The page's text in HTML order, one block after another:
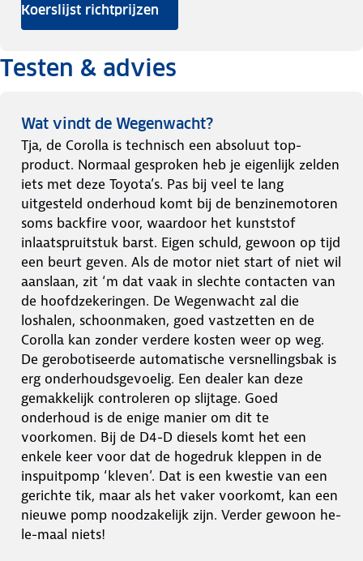
Koerslijst richtprijzen
Testen & advies
Wat vindt de Wegenwacht?
Tja, de Corolla is technisch een absoluut top-
product. Normaal gesproken heb je eigenlijk zelden
iets met deze Toyota’s. Pas bij veel te lang
uitgesteld onderhoud komt bij de benzinemotoren
soms backfire voor, waardoor het kunststof
inlaatspruitstuk barst. Eigen schuld, gewoon op tijd
een beurt geven. Als de motor niet start of niet wil
aanslaan, zit ‘m dat vaak in slechte contacten van
de hoofdzekeringen. De Wegenwacht zal die
loshalen, schoonmaken, goed vastzetten en de
Corolla kan zonder verdere kosten weer op weg.
De gerobotiseerde automatische versnellingsbak is
erg onderhoudsgevoelig. Een dealer kan deze
gemakkelijk controleren op slijtage. Goed
onderhoud is de enige manier om dit te
voorkomen. Bij de D4-D diesels komt het een
enkele keer voor dat de hogedruk kleppen in de
inspuitpomp ‘kleven’. Dat is een kwestie van een
gerichte tik, maar als het vaker voorkomt, kan een
nieuwe pomp noodzakelijk zijn. Verder gewoon he-
le-maal niets!